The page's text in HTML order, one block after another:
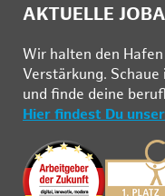
AKTUELLE
Wir hal­ten den
Ver­stär­kung. Schau­e
und fin­de deine
Hier findest Du